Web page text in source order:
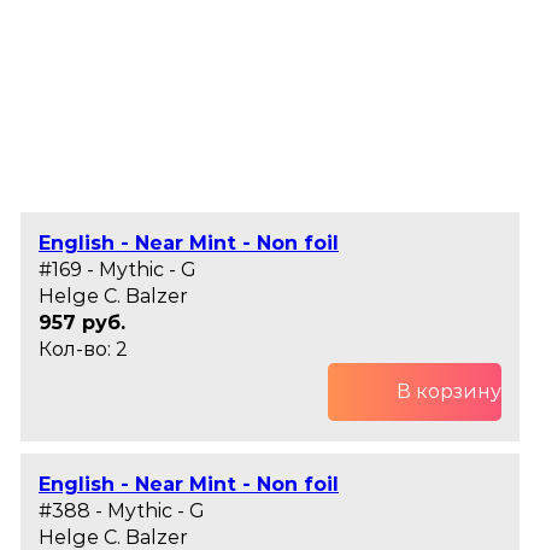
English - Near Mint - Non foil
#169 - Mythic - G
Helge C. Balzer
957 руб.
Кол-во: 2
В корзину
English - Near Mint - Non foil
#388 - Mythic - G
Helge C. Balzer